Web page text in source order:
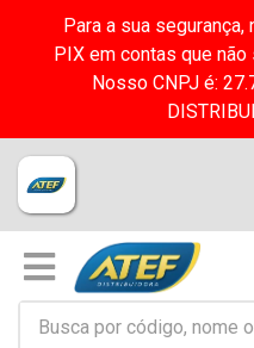
Para a sua
PIX em contas que
Nosso CNPJ é: